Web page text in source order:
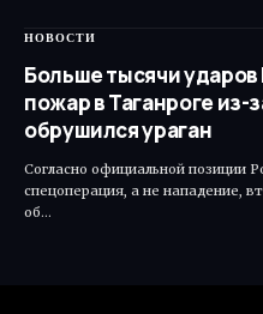
НОВОСТИ
Больше тысячи
пожар в Таганроге из-
обрушился ураган
Согласно официальной позиции
спецоперация, а не нападение,
об…